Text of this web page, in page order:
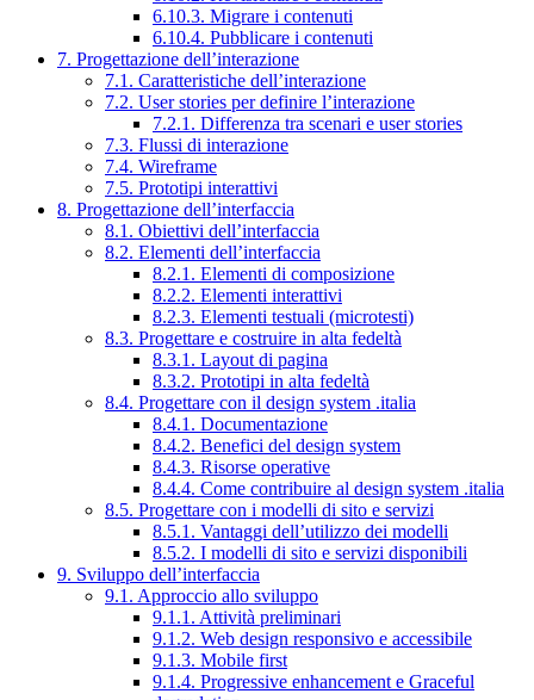
6.10.3. Migrare i contenuti
6.10.4. Pubblicare i contenuti
7. Progettazione dell’interazione
7.1. Caratteristiche dell’interazione
7.2. User stories per definire l’interazione
7.2.1. Differenza tra scenari e user stories
7.3. Flussi di interazione
7.4. Wireframe
7.5. Prototipi interattivi
8. Progettazione dell’interfaccia
8.1. Obiettivi dell’interfaccia
8.2. Elementi dell’interfaccia
8.2.1. Elementi di composizione
8.2.2. Elementi interattivi
8.2.3. Elementi testuali (microtesti)
8.3. Progettare e costruire in alta fedeltà
8.3.1. Layout di pagina
8.3.2. Prototipi in alta fedeltà
8.4. Progettare con il design system .italia
8.4.1. Documentazione
8.4.2. Benefici del design system
8.4.3. Risorse operative
8.4.4. Come contribuire al design system .italia
8.5. Progettare con i modelli di sito e servizi
8.5.1. Vantaggi dell’utilizzo dei modelli
8.5.2. I modelli di sito e servizi disponibili
9. Sviluppo dell’interfaccia
9.1. Approccio allo sviluppo
9.1.1. Attività preliminari
9.1.2. Web design responsivo e accessibile
9.1.3. Mobile first
9.1.4. Progressive enhancement e Graceful